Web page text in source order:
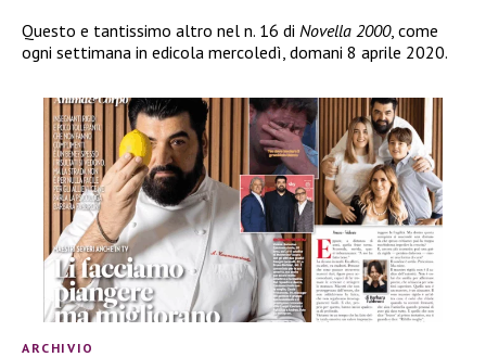
Questo e tantissimo altro nel n. 16 di Novella 2000, come
ogni settimana in edicola mercoledì, domani 8 aprile 2020.
ARCHIVIO